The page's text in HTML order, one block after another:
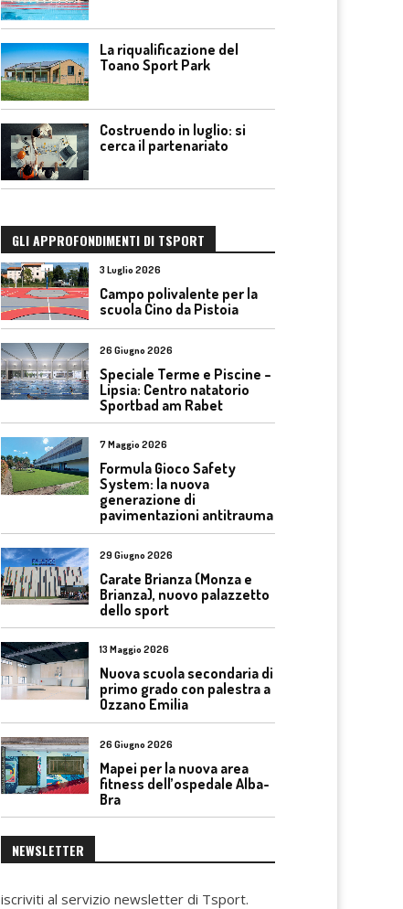
La riqualificazione del
Toano Sport Park
Costruendo in luglio: si
cerca il partenariato
GLI APPROFONDIMENTI DI TSPORT
3 Luglio 2026
Campo polivalente per la
scuola Cino da Pistoia
26 Giugno 2026
Speciale Terme e Piscine –
Lipsia: Centro natatorio
Sportbad am Rabet
7 Maggio 2026
Formula Gioco Safety
System: la nuova
generazione di
pavimentazioni antitrauma
29 Giugno 2026
Carate Brianza (Monza e
Brianza), nuovo palazzetto
dello sport
13 Maggio 2026
Nuova scuola secondaria di
primo grado con palestra a
Ozzano Emilia
26 Giugno 2026
Mapei per la nuova area
fitness dell’ospedale Alba-
Bra
NEWSLETTER
iscriviti al servizio newsletter di Tsport.